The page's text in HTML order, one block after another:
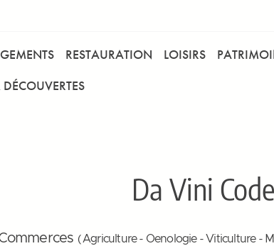
RESTAURATION LOISIRS
Da Vini Code
( Agriculture - Oenologie - Viticulture -